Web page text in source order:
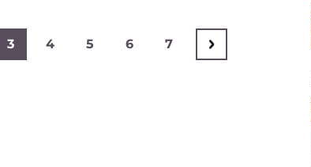
3 4 5 6 7